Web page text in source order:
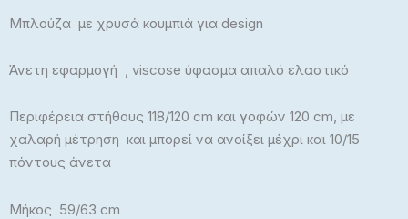
Μπλούζα με χρυσά κουμπιά για design
Άνετη εφαρμογή , viscose ύφασμα απαλό ελαστικό
Περιφέρεια στήθους 118/120 cm και γοφών 120 cm, με
χαλαρή μέτρηση και μπορεί να ανοίξει μέχρι και 10/15
πόντους άνετα
Μήκος 59/63 cm